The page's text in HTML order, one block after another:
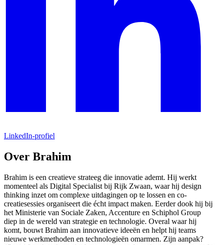
LinkedIn-profiel
Over Brahim
Brahim is een creatieve strateeg die innovatie ademt. Hij werkt
momenteel als Digital Specialist bij Rijk Zwaan, waar hij design
thinking inzet om complexe uitdagingen op te lossen en co-
creatiesessies organiseert die écht impact maken. Eerder dook hij bij
het Ministerie van Sociale Zaken, Accenture en Schiphol Group
diep in de wereld van strategie en technologie. Overal waar hij
komt, bouwt Brahim aan innovatieve ideeën en helpt hij teams
nieuwe werkmethoden en technologieën omarmen. Zijn aanpak?